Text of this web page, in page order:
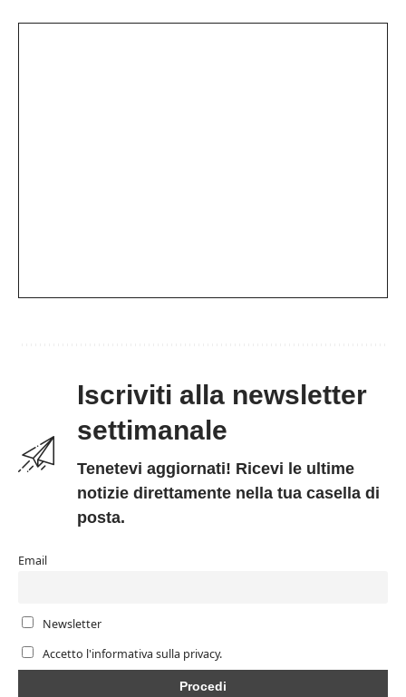
Iscriviti alla newsletter
settimanale
Tenetevi aggiornati! Ricevi le ultime
notizie direttamente nella tua casella di
posta.
Email
Newsletter
Accetto l'informativa sulla privacy.